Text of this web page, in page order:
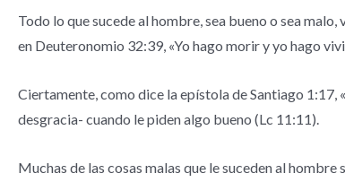
Todo lo que sucede al hombre, sea bueno o sea
en Deuteronomio 32:39, «Yo hago morir y yo hago
Ciertamente, como dice la epístola de Santiago 1:17,
desgracia- cuando le piden algo bueno (Lc 11:11).
Muchas de las cosas malas que le suceden al